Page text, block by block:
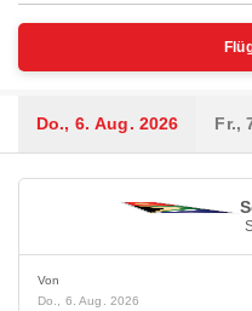
Do., 6. Aug. 2026 Fr.,
Von
Do., 6. Aug. 2026